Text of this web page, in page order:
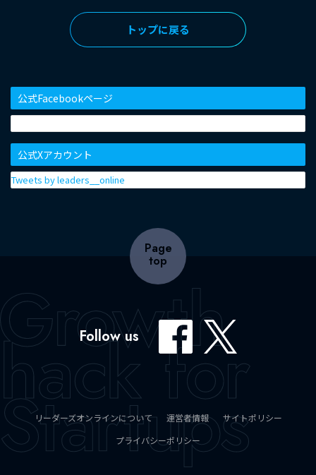
トップに戻る
公式Facebookページ
公式Xアカウント
Tweets by leaders__online
Page
top
Follow us
リーダーズオンラインについて 運営者情報
サイトポリシー
プライバシーポリシー